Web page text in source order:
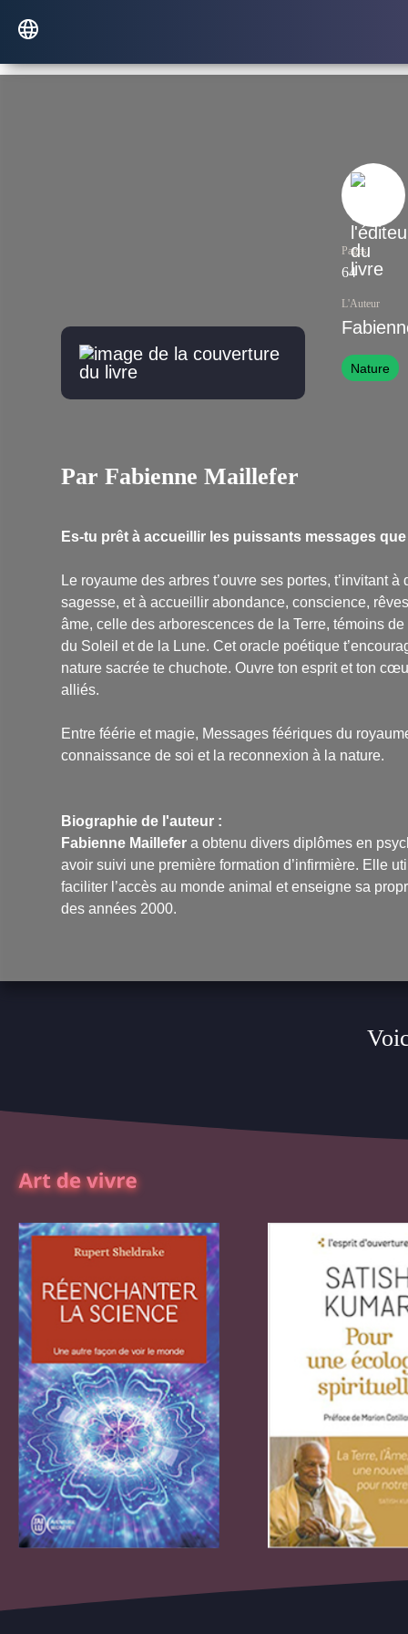
Pages
64
L'Auteur
Nature
Par Fabienne Maillefer
Es-tu prêt à accueillir les puissants messages
Le royaume des arbres t’ouvre ses portes, t’invitant
sagesse, et à accueillir abondance, conscience,
âme, celle des arborescences de la Terre, témoins
du Soleil et de la Lune. Cet oracle poétique
nature sacrée te chuchote. Ouvre ton esprit et ton
alliés.
Entre féérie et magie, Messages féériques du
connaissance de soi et la reconnexion à la nature.
Biographie de l'auteur :
Fabienne Maillefer a obtenu divers diplômes en
avoir suivi une première formation d’infirmière. Elle
faciliter l’accès au monde animal et enseigne sa
des années 2000.